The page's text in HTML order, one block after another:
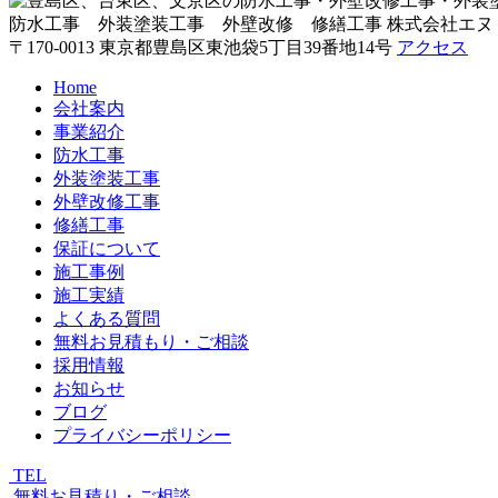
防水工事 外装塗装工事 外壁改修 修繕工事 株式会社エヌ
〒170-0013 東京都豊島区東池袋5丁目39番地14号 アクセス
Home
会社案内
事業紹介
防水工事
外装塗装工事
外壁改修工事
修繕工事
保証について
施工事例
施工実績
よくある質問
無料お見積もり・ご相談
採用情報
お知らせ
ブログ
プライバシーポリシー
TEL